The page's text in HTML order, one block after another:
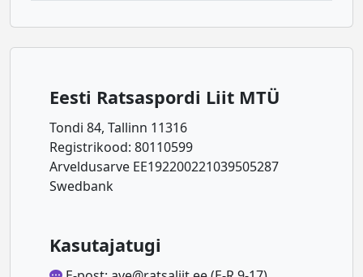
Eesti Ratsaspordi Liit MTÜ
Tondi 84, Tallinn 11316
Registrikood: 80110599
Arveldusarve EE192200221039505287
Swedbank
Kasutajatugi